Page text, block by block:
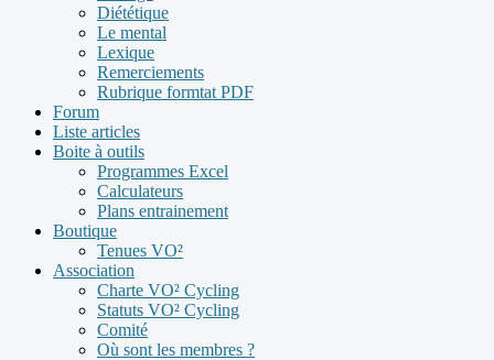
Diététique
Le mental
Lexique
Remerciements
Rubrique formtat PDF
Forum
Liste articles
Boite à outils
Programmes Excel
Calculateurs
Plans entrainement
Boutique
Tenues VO²
Association
Charte VO² Cycling
Statuts VO² Cycling
Comité
Où sont les membres ?